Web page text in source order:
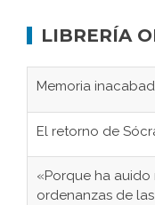
LIBRERÍA
Memoria
El retorno de
«Porque ha
ordenanzas de